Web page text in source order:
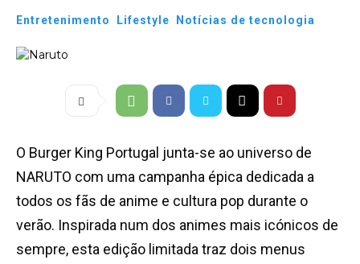
Entretenimento Lifestyle Notícias de tecnologia
O Burger King Portugal junta-se ao universo de
NARUTO com uma campanha épica dedicada a
todos os fãs de anime e cultura pop durante o
verão. Inspirada num dos animes mais icónicos de
sempre, esta edição limitada traz dois menus